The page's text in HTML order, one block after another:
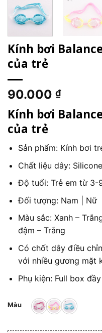
Kính bơi
của trẻ
90.000 ₫
Kính bơi
của trẻ
Sản phẩm: Kính bơi
Chất liệu dây: Silicone
Độ tuổi: Trẻ em từ 3-
Đối tượng: Nam | Nữ
Màu sắc: Xanh –
đậm – Trắng
Có chốt dây điều
với nhiều gương mặt
Phụ kiện: Full box
Màu